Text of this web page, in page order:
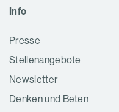
Info
Presse
Stellenangebote
Newsletter
Denken und Beten